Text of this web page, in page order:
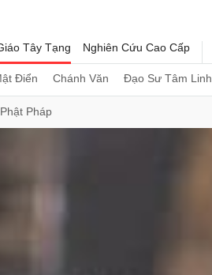
Tây Tạng
Điển Chánh Văn Đạo Sư Tâm Linh
Nghiên Cứu Cao Cấp
Pháp